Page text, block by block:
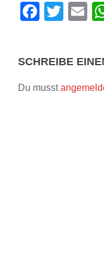
SCHREIBE
Du musst